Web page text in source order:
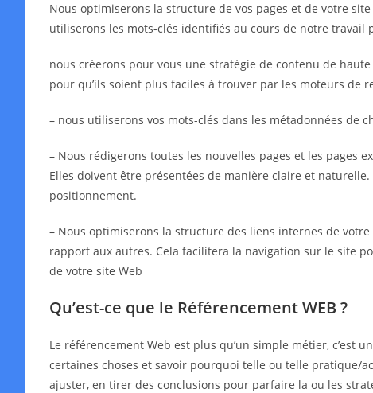
Nous optimiserons la structure de vos pages et de votre
utiliserons les mots-clés identifiés au cours de notre travail
nous créerons pour vous une stratégie de contenu de
pour qu’ils soient plus faciles à trouver par les moteurs de
– nous utiliserons vos mots-clés dans les métadonnées de
– Nous rédigerons toutes les nouvelles pages et les pages
Elles doivent être présentées de manière claire et
positionnement.
– Nous optimiserons la structure des liens internes de
rapport aux autres. Cela facilitera la navigation sur le site
de votre site Web
Qu’est-ce que le Référencement WEB ?
Le référencement Web est plus qu’un simple métier, c’est
certaines choses et savoir pourquoi telle ou telle pratique/
ajuster, en tirer des conclusions pour parfaire la ou les